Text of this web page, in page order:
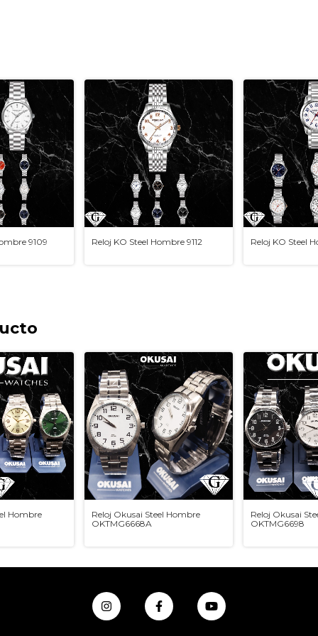
9109 Reloj KO Steel Hombre 9112 Reloj KO Steel
Hombre
Reloj Okusai Steel Hombre
OKTMG6668A
Reloj Okusai
OKTMG6698